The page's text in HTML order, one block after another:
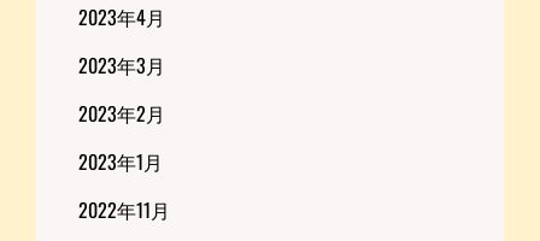
2023年4月
2023年3月
2023年2月
2023年1月
2022年11月